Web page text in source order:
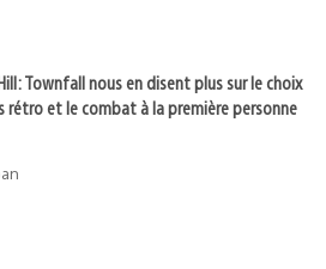
Townfall nous en disent plus sur le choix
rétro et le combat à la première personne